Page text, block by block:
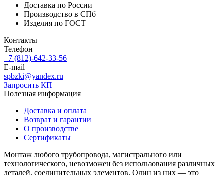
Доставка по России
Производство в СПб
Изделия по ГОСТ
Контакты
Телефон
+7 (812)-642-33-56
E-mail
spbzki@yandex.ru
Запросить КП
Полезная информация
Доставка и оплата
Возврат и гарантии
О производстве
Сертификаты
Монтаж любого трубопровода, магистрального или
технологического, невозможен без использования различных
деталей, соединительных элементов. Один из них — это